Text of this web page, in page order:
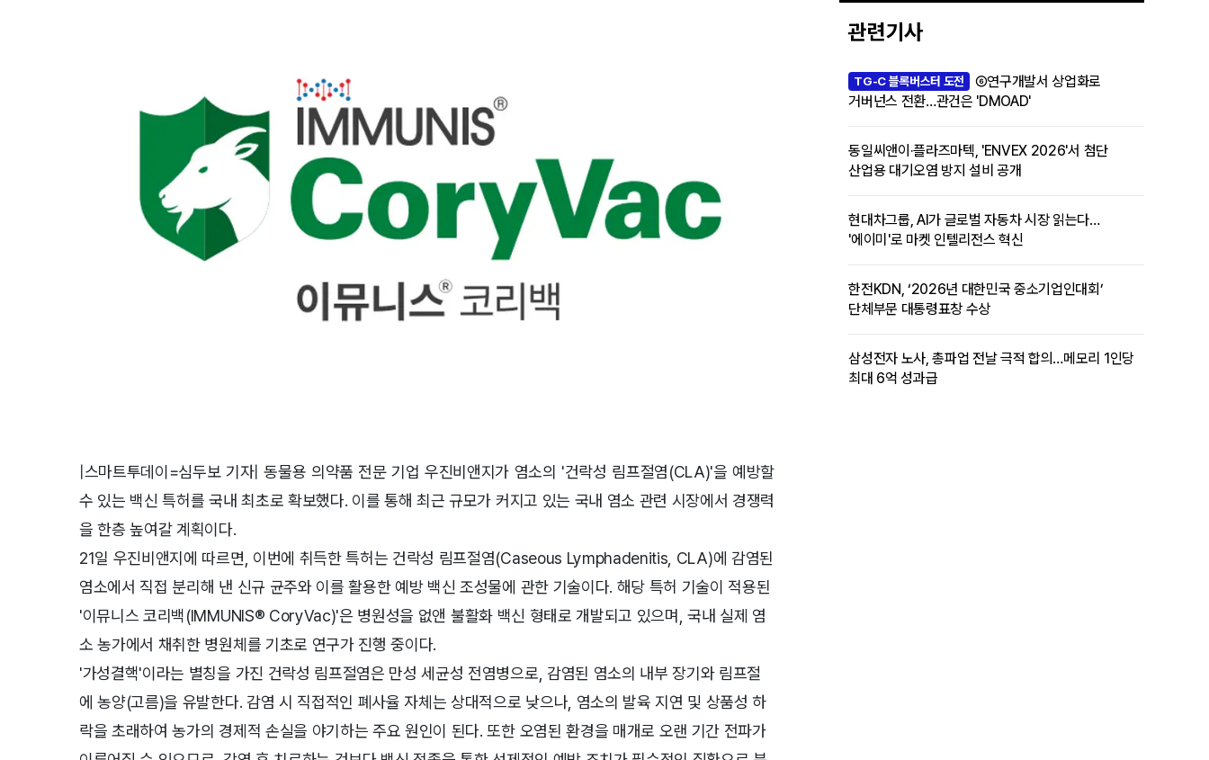
|스마트투데이=심두보 기자| 동물용 의약품 전문 기업 우진비앤지가 염소의 '건락성 림프절염(CLA)'을 예방할
수 있는 백신 특허를 국내 최초로 확보했다. 이를 통해 최근 규모가 커지고 있는 국내 염소 관련 시장에서 경쟁력
을 한층 높여갈 계획이다.
21일 우진비앤지에 따르면, 이번에 취득한 특허는 건락성 림프절염(Caseous Lymphadenitis, CLA)에 감염된
염소에서 직접 분리해 낸 신규 균주와 이를 활용한 예방 백신 조성물에 관한 기술이다. 해당 특허 기술이 적용된
'이뮤니스 코리백(IMMUNIS® CoryVac)'은 병원성을 없앤 불활화 백신 형태로 개발되고 있으며, 국내 실제 염
소 농가에서 채취한 병원체를 기초로 연구가 진행 중이다.
'가성결핵'이라는 별칭을 가진 건락성 림프절염은 만성 세균성 전염병으로, 감염된 염소의 내부 장기와 림프절
에 농양(고름)을 유발한다. 감염 시 직접적인 폐사율 자체는 상대적으로 낮으나, 염소의 발육 지연 및 상품성 하
락을 초래하여 농가의 경제적 손실을 야기하는 주요 원인이 된다. 또한 오염된 환경을 매개로 오랜 기간 전파가
관련기사
TG-C 블록버스터 도전
⑥연구개발서 상업화로
거버넌스 전환…관건은 'DMOAD'
동일씨앤이·플라즈마텍, 'ENVEX 2026'서 첨단
산업용 대기오염 방지 설비 공개
현대차그룹, AI가 글로벌 자동차 시장 읽는다…
'에이미'로 마켓 인텔리전스 혁신
한전KDN, ‘2026년 대한민국 중소기업인대회’
단체부문 대통령표창 수상
삼성전자 노사, 총파업 전날 극적 합의…메모리 1인당
최대 6억 성과급